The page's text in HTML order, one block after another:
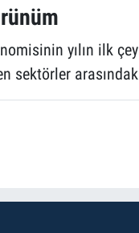
yılın ilk
sektörler